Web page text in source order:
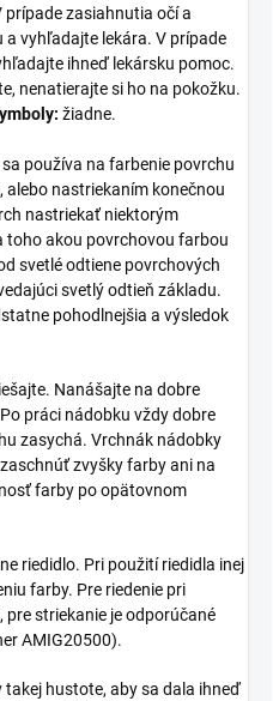
prípade zasiahnutia očí a
vyhľadajte lekára. V prípade
ihneď lekársku pomoc.
nenatierajte si ho na pokožku.
žiadne.
používa na farbenie povrchu
nastriekaním konečnou
nastriekať niektorým
toho akou povrchovou farbou
svetlé odtiene povrchových
svetlý odtieň základu.
pohodlnejšia a výsledok
Nanášajte na dobre
práci nádobku vždy dobre
zasychá. Vrchnák nádobky
zvyšky farby ani na
farby po opätovnom
riedidlo. Pri použití riedidla inej
farby. Pre riedenie pri
striekanie je odporúčané
AMIG20500).
takej hustote, aby sa dala ihneď